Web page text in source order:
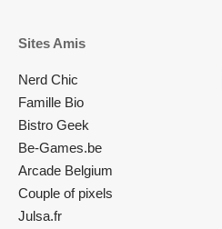
Sites Amis
Nerd Chic
Famille Bio
Bistro Geek
Be-Games.be
Arcade Belgium
Couple of pixels
Julsa.fr